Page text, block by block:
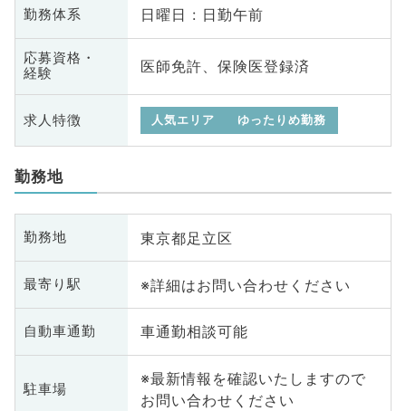
勤務体系 日曜日 : 日勤午前
応募資格・
経験
医師免許、保険医登録済
求人特徴 人気エリア ゆったりめ勤務
勤務地
勤務地 東京都足立区
最寄り駅 ※詳細はお問い合わせください
自動車通勤 車通勤相談可能
駐車場
※最新情報を確認いたしますので
お問い合わせください